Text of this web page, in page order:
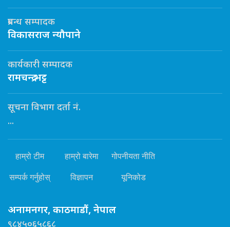
प्रबन्ध सम्पादक
विकासराज न्यौपाने
कार्यकारी सम्पादक
रामचन्द्र भट्ट
सूचना विभाग दर्ता नं.
...
हाम्रो टीम हाम्रो बारेमा गोपनीयता नीति
सम्पर्क गर्नुहोस् विज्ञापन यूनिकोड
अनामनगर, काठमाडौं, नेपाल
९८४५०६५८६८